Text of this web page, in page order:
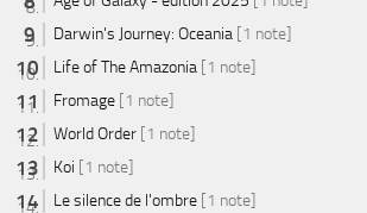
Darwin's Journey: Oceania [1 note]
Life of The Amazonia [1 note]
Fromage [1 note]
World Order [1 note]
Koi [1 note]
Le silence de l'ombre [1 note]